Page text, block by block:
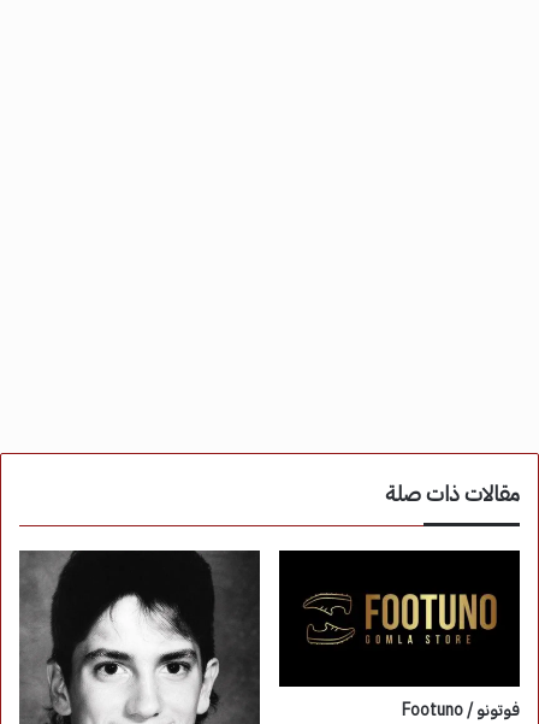
مقالات ذات صلة
فوتونو / Footuno